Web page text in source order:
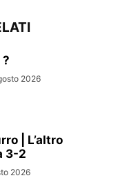
?
2026
| L’altro
3-2
2026